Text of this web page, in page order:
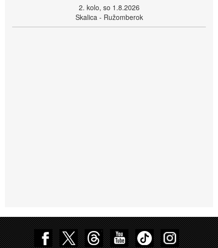
2. kolo, so 1.8.2026
Skalica - Ružomberok